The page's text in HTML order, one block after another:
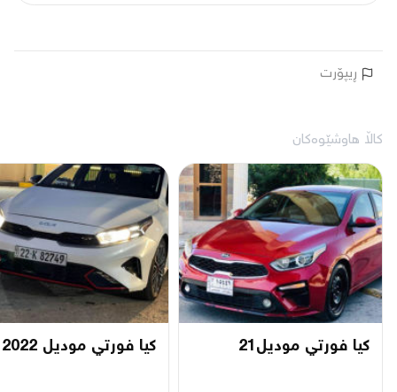
ڕیپۆرت
کاڵا هاوشێوەکان
كيا فورتي موديل21 كيا فورتي موديل 2022